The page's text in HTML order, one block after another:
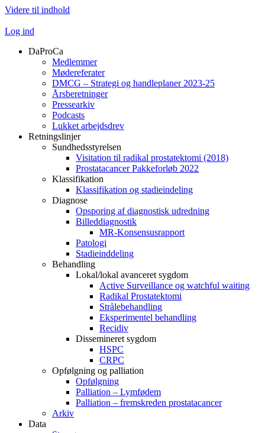
Videre til indhold
Log ind
DaProCa
Medlemmer
Mødereferater
DMCG – Strategi og handleplaner 2023-25
Årsberetninger
Pressearkiv
Podcasts
Lukket arbejdsdrev
Retningslinjer
Sundhedsstyrelsen
Visitation til radikal prostatektomi (2018)
Prostatacancer Pakkeforløb 2022
Klassifikation
Klassifikation og stadieindeling
Diagnose
Opsporing af diagnostisk udredning
Billeddiagnostik
MR-Konsensusrapport
Patologi
Stadieinddeling
Behandling
Lokal/lokal avanceret sygdom
Active Surveillance og watchful waiting
Radikal Prostatektomi
Strålebehandling
Eksperimentel behandling
Recidiv
Dissemineret sygdom
HSPC
CRPC
Opfølgning og palliation
Opfølgning
Palliation – Lymfødem
Palliation – fremskreden prostatacancer
Arkiv
Data